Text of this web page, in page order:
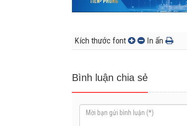
Kích thước font In ấn
Bình luận chia sẻ